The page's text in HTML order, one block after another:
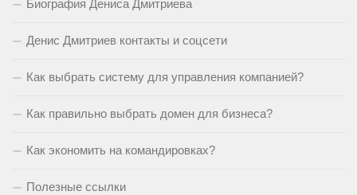
Биография Дениса Дмитриева
Денис Дмитриев контакты и соцсети
Как выбрать систему для управления компанией?
Как правильно выбрать домен для бизнеса?
Как экономить на командировках?
Полезные ссылки